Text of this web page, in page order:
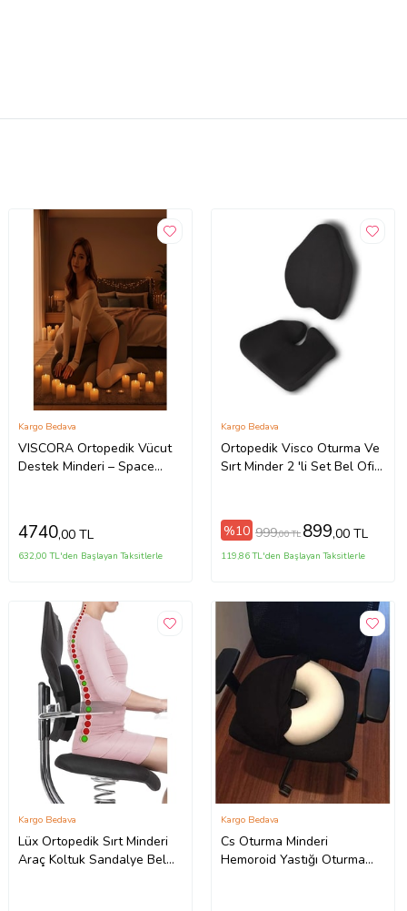
VISCORA Ortopedik Vücut
Destek Minderi – Space
Kargo Bedava
4740,00 TL
632,00 TL'den Başlayan Taksitlerle
Ortopedik Visco Oturma Ve
Sırt Minder 2 'li Set Bel Ofis
Kargo Bedava
%10 999,00 TL 899,00 TL
119,86 TL'den Başlayan Taksitlerle
Lüx Ortopedik Sırt Minderi
Araç Koltuk Sandalye Bel
Kargo Bedava
Cs Oturma Minderi
Hemoroid Yastığı Oturma
Kargo Bedava